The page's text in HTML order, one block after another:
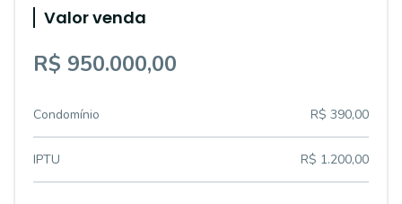
Valor venda
R$ 950.000,00
Condomínio R$ 390,00
IPTU R$ 1.200,00